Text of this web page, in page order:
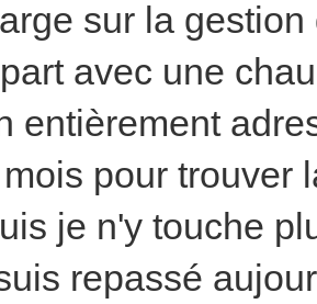
sur la
avec une
entièrement
pour trouver
je n'y touche
repassé